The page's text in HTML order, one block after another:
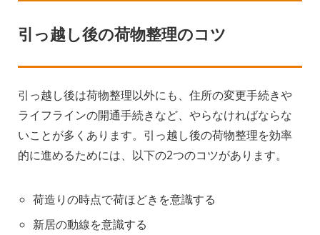
引っ越し後の荷物整理のコツ
引っ越し後は荷物整理以外にも、住所の変更手続きや
ライフラインの開通手続きなど、やらなければならな
いことが多くあります。引っ越し後の荷物整理を効率
的に進めるためには、以下の2つのコツがあります。
荷造りの時点で荷ほどきを意識する
新居の動線を意識する